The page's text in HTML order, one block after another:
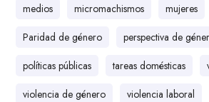
medios
micromachismos mujeres
Paridad de género
perspectiva de
políticas públicas
tareas domésticas
violencia de género
violencia laboral